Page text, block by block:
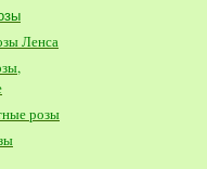
Ленса
розы